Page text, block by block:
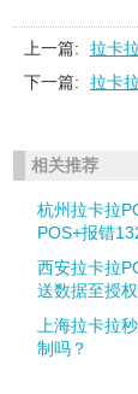
上一篇:
拉卡
下一篇:
拉卡
相关推荐
杭州拉卡拉
POS+报错
西安拉卡拉
送数据至授
上海拉卡拉
制吗？